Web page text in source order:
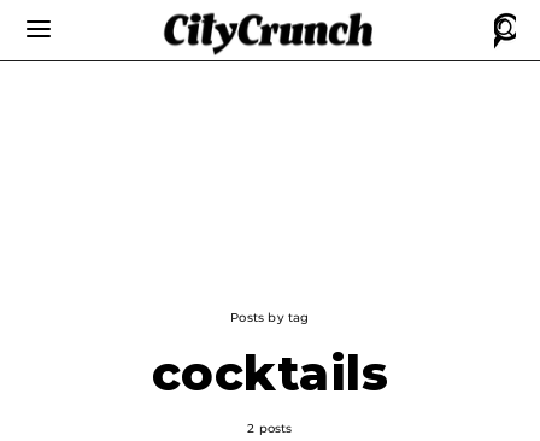
Posts by tag
cocktails
2 posts